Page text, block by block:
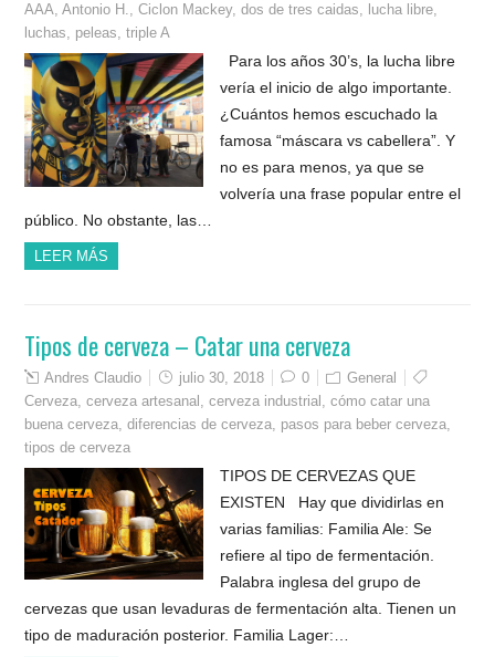
AAA,Antonio H.,Ciclon Mackey,dos de tres caidas, lucha libre,
luchas, peleas,triple A
Para los años 30’s, la lucha libre
vería el inicio de algo importante.
¿Cuántos hemos escuchado la
famosa “máscara vs cabellera”. Y
no es para menos, ya que se
volvería una frase popular entre el
público. No obstante, las…
LEER MÁS
Tipos de cerveza – Catar una cerveza
Andres Claudio julio 30, 2018 0
General
Cerveza,cerveza artesanal ,cerveza industrial ,cómo catar una
buena cerveza,diferencias de cerveza, pasos para beber cerveza,
tipos de cerveza
TIPOS DE CERVEZAS QUE
EXISTEN Hay que dividirlas en
varias familias: Familia Ale: Se
refiere al tipo de fermentación.
Palabra inglesa del grupo de
cervezas que usan levaduras de fermentación alta. Tienen un
tipo de maduración posterior. Familia Lager:…